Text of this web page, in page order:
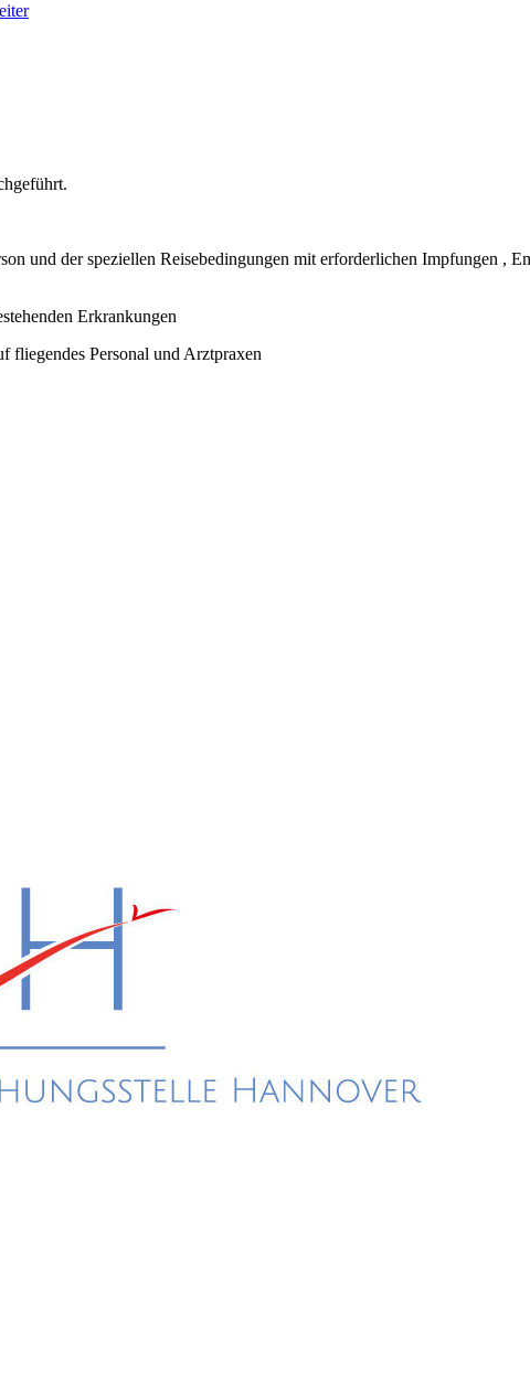
und der speziellen Reisebedingungen mit erforderlichen Impfungen ,
Erkrankungen
fliegendes Personal und Arztpraxen